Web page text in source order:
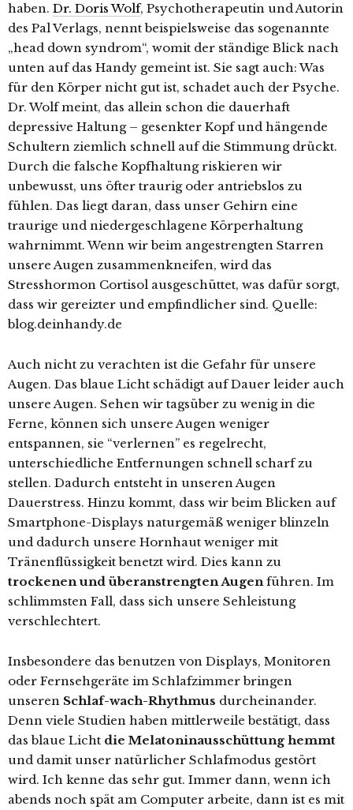
haben. Dr. Doris Wolf, Psychotherapeutin und Autorin
des Pal Verlags, nennt beispielsweise das sogenannte
„head down syndrom“, womit der ständige Blick nach
unten auf das Handy gemeint ist. Sie sagt auch:Was
für den Körper nicht gut ist, schadet auch der Psyche.
Dr. Wolf meint, das allein schon die dauerhaft
depressive Haltung – gesenkter Kopf und hängende
Schultern ziemlich schnell auf die Stimmung drückt.
Durch die falsche Kopfhaltung riskieren wir
unbewusst, uns öfter traurig oder antriebslos zu
fühlen. Das liegt daran, dass unser Gehirn eine
traurige und niedergeschlagene Körperhaltung
wahrnimmt. Wenn wir beim angestrengten Starren
unsere Augen zusammenkneifen, wird das
Stresshormon Cortisol ausgeschüttet, was dafür sorgt,
dass wir gereizter und empfindlicher sind. Quelle:
blog.deinhandy.de
Auch nicht zu verachten ist die Gefahr für unsere
Augen. Das blaue Licht schädigt auf Dauer leider auch
unsere Augen. Sehen wir tagsüber zu wenig in die
Ferne, können sich unsere Augen weniger
entspannen, sie “verlernen” es regelrecht,
unterschiedliche Entfernungen schnell scharf zu
stellen. Dadurch entsteht in unseren Augen
Dauerstress. Hinzu kommt, dass wir beim Blicken auf
Smartphone-Displays naturgemäß weniger blinzeln
und dadurch unsere Hornhaut weniger mit
Tränenflüssigkeit benetzt wird. Dies kann zu
trockenen und überanstrengten Augenführen. Im
schlimmsten Fall, dass sich unsere Sehleistung
verschlechtert.
Insbesondere das benutzen von Displays, Monitoren
oder Fernsehgeräte im Schlafzimmer bringen
unseren Schlaf-wach-Rhythmus durcheinander.
Denn viele Studien haben mittlerweile bestätigt, dass
das blaue Licht die Melatoninausschüttung hemmt
und damit unser natürlicher Schlafmodus gestört
wird. Ich kenne das sehr gut. Immer dann, wenn ich
abends noch spät am Computer arbeite, dann ist es mit